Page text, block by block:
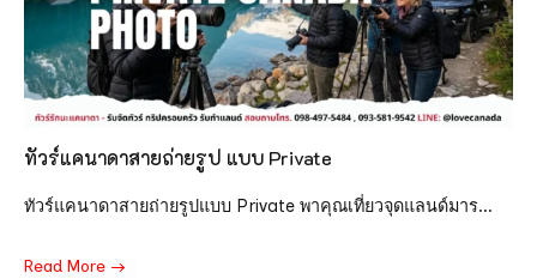
ทัวร์แคนาดาสายถ่ายรูป แบบ Private
ทัวร์แคนาดาสายถ่ายรูปแบบ Private พาคุณเที่ยวจุดแลนด์มาร...
Read More